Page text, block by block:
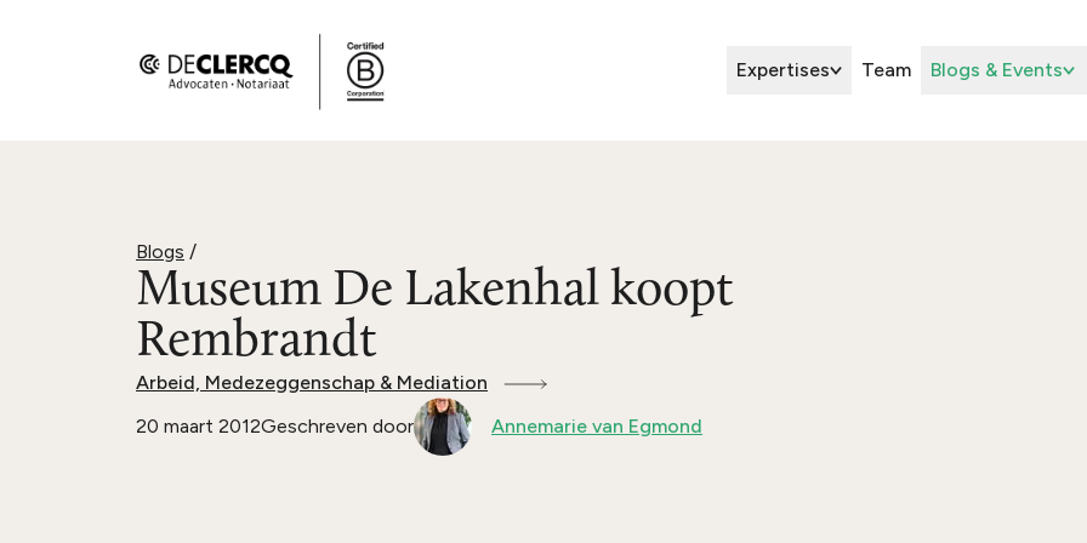
Expertises Team Blogs & Events
Blogs /
Museum De Lakenhal koopt
Rembrandt
Arbeid, Medezeggenschap & Mediation
20 maart 2012Geschreven door Annemarie van Egmond